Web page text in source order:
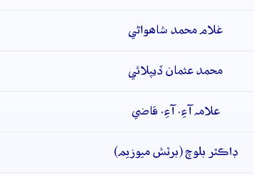
غلام محمد شاھواڻي
محمد عثمان ڏيپلائي
علامہ آءِ. آءِ. قاضي
ڊاڪٽر بلوچ (برٽش ميوزيم)